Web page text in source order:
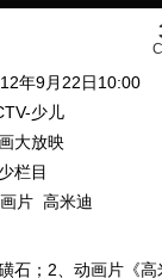
年9月22日10:00
少儿
大放映
栏目
片 高米迪
石；2、动画片《